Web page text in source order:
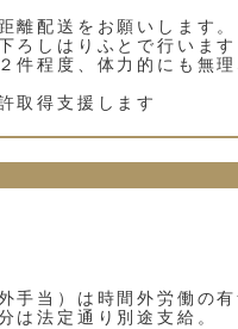
離配送をお願いします。
ろしはりふとで行います
件程度、体力的にも無
取得支援します
当）は時間外労働の有
法定通り別途支給。